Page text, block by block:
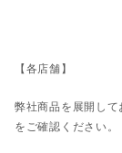
【各店舗】
弊社商品を展開し
をご確認ください。